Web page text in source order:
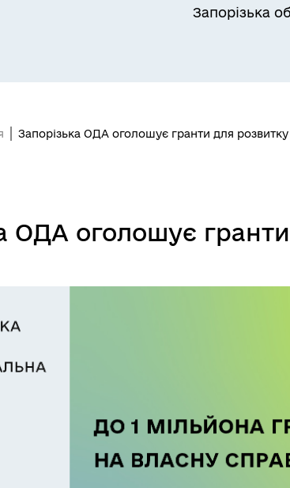
Запорізька
Запорізька ОДА оголошує гранти для розвитку
ОДА оголошує